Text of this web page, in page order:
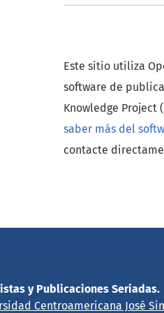
Este sitio utiliza
software de
Knowledge Project
saber más del
contacte
y Publicaciones Seriadas.
Centroamericana José